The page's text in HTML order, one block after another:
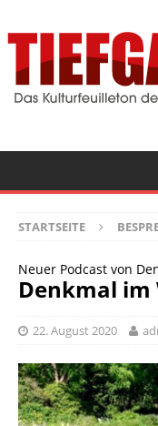
STARTSEITE
Neuer Podcast von
Denkmal im
22. August 2020